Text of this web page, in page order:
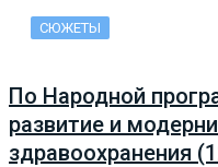
СЮЖЕТЫ
По Народной
развитие и
здравоохранения